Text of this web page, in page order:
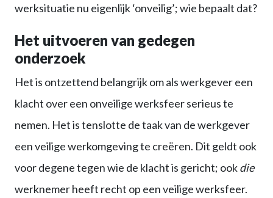
werksituatie nu eigenlijk ‘onveilig’; wie bepaalt dat?
Het uitvoeren van gedegen
onderzoek
Het is ontzettend belangrijk om als werkgever een
klacht over een onveilige werksfeer serieus te
nemen. Het is tenslotte de taak van de werkgever
een veilige werkomgeving te creëren. Dit geldt ook
voor degene tegen wie de klacht is gericht; ookdie
werknemer heeft recht op een veilige werksfeer.